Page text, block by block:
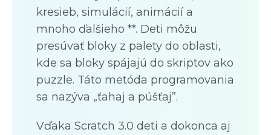
kresieb, simulácií, animácií a
mnoho ďalšieho **. Deti môžu
presúvať bloky z palety do oblasti,
kde sa bloky spájajú do skriptov ako
puzzle. Táto metóda programovania
sa nazýva „ťahaj a púšťaj”.
Vďaka Scratch 3.0 deti a dokonca aj